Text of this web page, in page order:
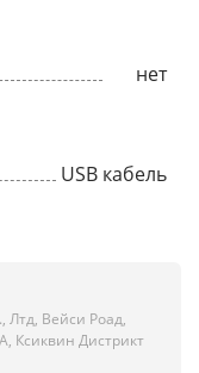
нет
USB кабель
Лтд, Вейси Роад,
Ксиквин Дистрикт